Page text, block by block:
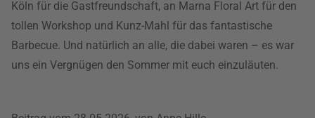
Köln für die Gastfreundschaft, an Marna Floral Art für den
tollen Workshop und Kunz-Mahl für das fantastische
Barbecue. Und natürlich an alle, die dabei waren – es war
uns ein Vergnügen den Sommer mit euch einzuläuten.